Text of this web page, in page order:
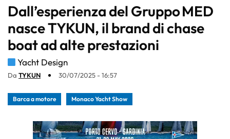
Dall’esperienza del Gruppo MED
nasce TYKUN, il brand di chase
boat ad alte prestazioni
Yacht Design
Da TYKUN 30/07/2025 - 16:57
Barca a motore Monaco Yacht Show